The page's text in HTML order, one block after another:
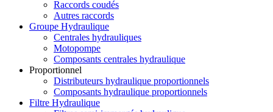
Raccords coudés
Autres raccords
Groupe Hydraulique
Centrales hydrauliques
Motopompe
Composants centrales hydraulique
Proportionnel
Distributeurs hydraulique proportionnels
Composants hydraulique proportionnels
Filtre Hydraulique